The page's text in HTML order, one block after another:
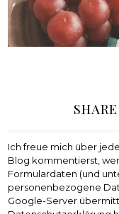
Ich freue mich über
Blog kommentierst,
Formulardaten (und
personenbezogene
Google-Server